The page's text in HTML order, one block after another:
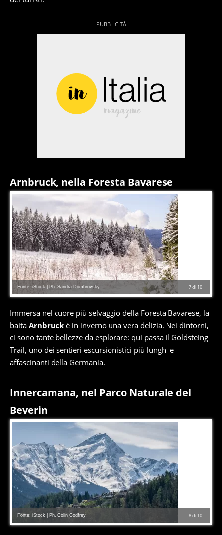
Arnbruck, nella Foresta Bavarese
7di 10
Fonte: iStock | Ph. Sandra Dombrovsky
Immersa nel cuore più selvaggio della Foresta Bavarese, la
baita Arnbruck è in inverno una vera delizia. Nei dintorni,
ci sono tante bellezze da esplorare: qui passa il Goldsteing
Trail, uno dei sentieri escursionistici più lunghi e
affascinanti della Germania.
Innercamana, nel Parco Naturale del
Beverin
8di 10
Fonte: iStock | Ph. Colin Godfrey